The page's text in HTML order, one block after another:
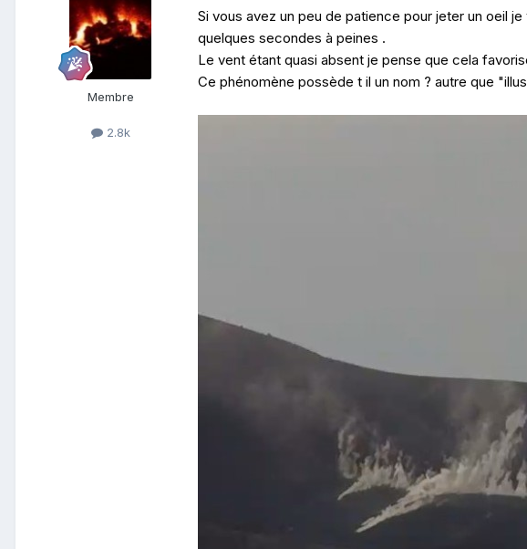
Membre
2.8k
Si vous avez un peu de patience pour jeter un oeil
quelques secondes à peines .
Le vent étant quasi absent je pense que cela
Ce phénomène possède t il un nom ? autre que